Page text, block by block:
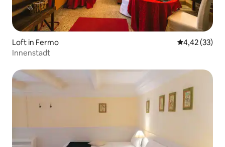
Loft in Fermo
4,42 (33)
Innenstadt